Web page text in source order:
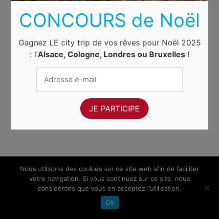
Nous utilisons des cookies sur ce site web afin de faciliter
votre navigation. Si vous continuez sur ce site, nous
considérons que vous en acceptez l'utilisation.
Ok
CONCOURS de Noël
Gagnez LE city trip de vos rêves pour Noël 2025
: l’Alsace, Cologne, Londres ou Bruxelles !